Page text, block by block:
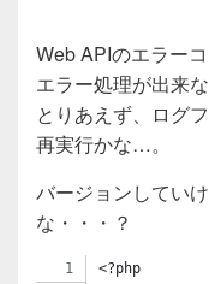
Web APIのエラー
エラー処理が出来な
とりあえず、ログ
再実行かな…。
バージョンしてい
な・・・？
<?php